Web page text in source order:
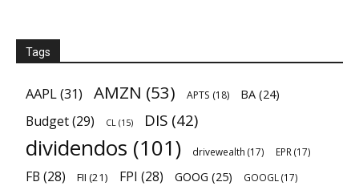
Tags
AAPL(31) AMZN (53) APTS (18) BA (24)
Budget(29) CL (15) DIS (42)
dividendos (101) drivewealth (17) EPR (17)
FB (28) FII (21) FPI (28) GOOG (25) GOOGL (17)